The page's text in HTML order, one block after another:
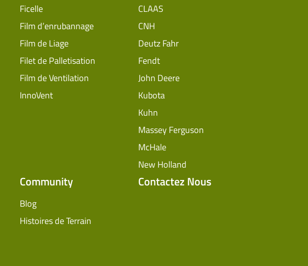
Ficelle
Film d’enrubannage
Film de Liage
Filet de Palletisation
Film de Ventilation
InnoVent
CLAAS
CNH
Deutz Fahr
Fendt
John Deere
Kubota
Kuhn
Massey Ferguson
McHale
New Holland
Community
Blog
Histoires de Terrain
Contactez Nous